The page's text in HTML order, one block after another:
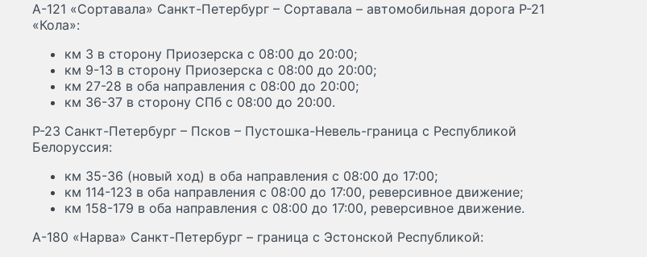
А-121 «Сортавала» Санкт-Петербург – Сортавала – автомобильная дорога Р-21
«Кола»:
км 3 в сторону Приозерска с 08:00 до 20:00;
км 9-13 в сторону Приозерска с 08:00 до 20:00;
км 27-28 в оба направления с 08:00 до 20:00;
км 36-37 в сторону СПб с 08:00 до 20:00.
Р-23 Санкт-Петербург – Псков – Пустошка-Невель-граница с Республикой
Белоруссия:
км 35-36 (новый ход) в оба направления с 08:00 до 17:00;
км 114-123 в оба направления с 08:00 до 17:00, реверсивное движение;
км 158-179 в оба направления с 08:00 до 17:00, реверсивное движение.
А-180 «Нарва» Санкт-Петербург – граница с Эстонской Республикой: